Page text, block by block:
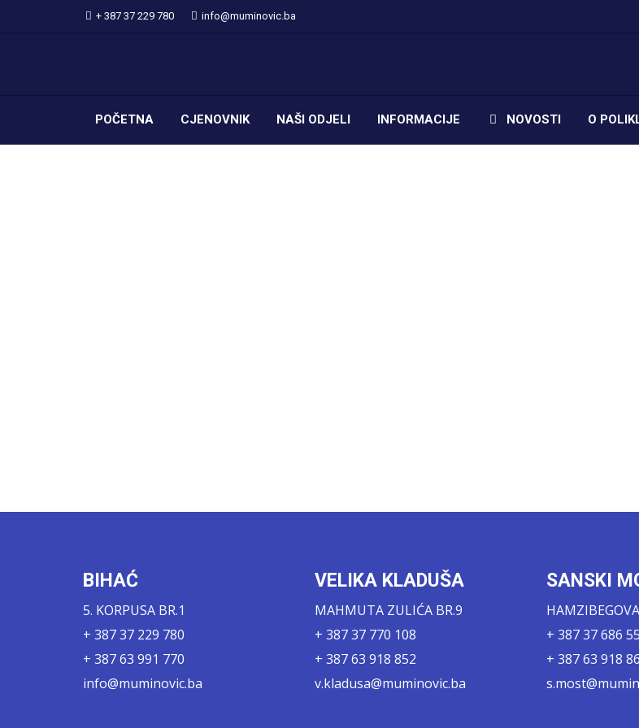
+ 387 37 229 780 info@muminovic.ba
POČETNA CJENOVNIK NAŠI ODJELI INFORMACIJE NOVOSTI O
BIHAĆ
5. KORPUSA BR.1
+ 387 37 229 780
+ 387 63 991 770
info@muminovic.ba
VELIKA KLADUŠA
MAHMUTA ZULIĆA BR.9
+ 387 37 770 108
+ 387 63 918 852
v.kladusa@muminovic.ba
SANSKI
+ 387 37 686
+ 387 63 918